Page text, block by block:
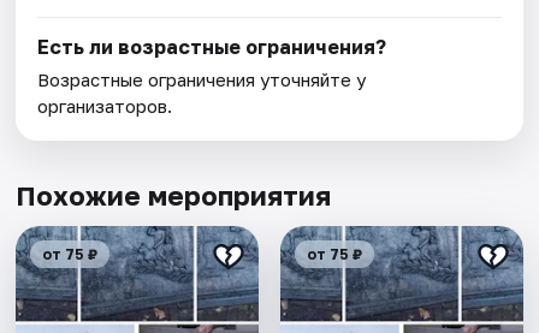
Есть ли возрастные ограничения?
Возрастные ограничения уточняйте у
организаторов.
Похожие мероприятия
от 75 ₽ от 75 ₽